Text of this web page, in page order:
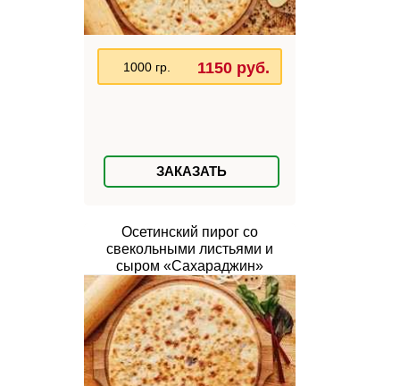
1000 гр. 1150 руб.
ЗАКАЗАТЬ
Осетинский пирог со
свекольными листьями и
сыром «Сахараджин»